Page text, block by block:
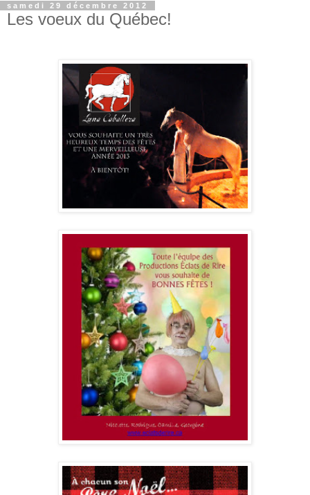
samedi 29 décembre 2012
Les voeux du Québec!